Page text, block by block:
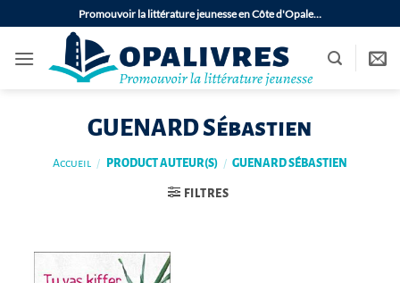
au
contenu
Promouvoir la littérature jeunesse en Côte d'Opale…
GUENARD Sébastien
Accueil / PRODUCT AUTEUR(S) / GUENARD SÉBASTIEN
FILTRES